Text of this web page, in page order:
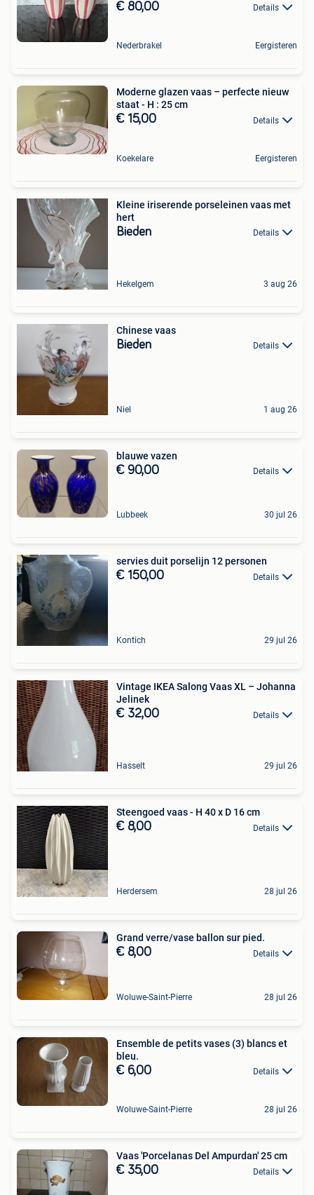
€ 80,00 Details
Nederbrakel Eergisteren
Moderne glazen vaas – perfecte nieuw
staat - H : 25 cm
€ 15,00 Details
Koekelare Eergisteren
Kleine iriserende porseleinen vaas met
hert
Bieden Details
Hekelgem 3 aug 26
Chinese vaas
Bieden Details
Niel 1 aug 26
blauwe vazen
€ 90,00 Details
Lubbeek 30 jul 26
servies duit porselijn 12 personen
€ 150,00 Details
Kontich 29 jul 26
Vintage IKEA Salong Vaas XL – Johanna
Jelinek
€ 32,00 Details
Hasselt 29 jul 26
Steengoed vaas - H 40 x D 16 cm
€ 8,00 Details
Herdersem 28 jul 26
Grand verre/vase ballon sur pied.
€ 8,00 Details
Woluwe-Saint-Pierre 28 jul 26
Ensemble de petits vases (3) blancs et
bleu.
€ 6,00 Details
Woluwe-Saint-Pierre 28 jul 26
Vaas 'Porcelanas Del Ampurdan' 25 cm
€ 35,00 Details